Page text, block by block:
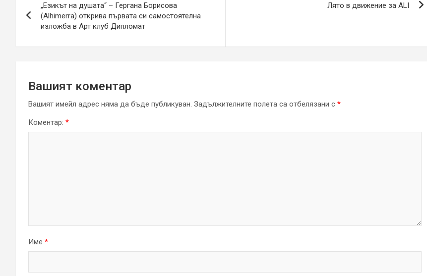
„Езикът на душата“ – Гергана Борисова
(Alhimerra) открива първата си самостоятелна
изложба в Арт клуб Дипломат
Лято в движение за ALI
Вашият коментар
Вашият имейл адрес няма да бъде публикуван. Задължителните полета са отбелязани с *
Коментар: *
Име *